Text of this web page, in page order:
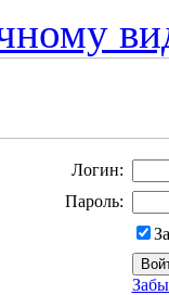
Логин:
Пароль: